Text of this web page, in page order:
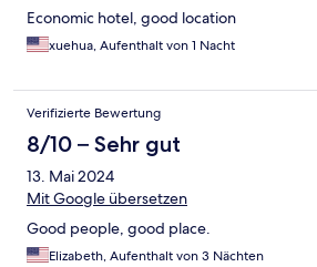
Economic hotel, good location
xuehua, Aufenthalt von 1 Nacht
Verifizierte Bewertung
8/10 – Sehr gut
13. Mai 2024
Mit Google übersetzen
Good people, good place.
Elizabeth, Aufenthalt von 3 Nächten